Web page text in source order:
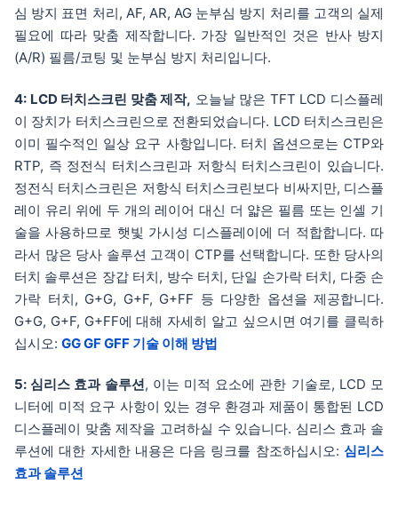
RV103Z7M-K10-
50
10.25″ 1920*720
심 방지 표면 처리, AF, AR, AG 눈부심 방지 처리를 고객의 실제
필요에 따라 맞춤 제작합니다. 가장 일반적인 것은 반사 방지
(A/R) 필름/코팅 및 눈부심 방지 처리입니다.
4: LCD 터치스크린 맞춤 제작, 오늘날 많은 TFT LCD 디스플레
이 장치가 터치스크린으로 전환되었습니다. LCD 터치스크린은
이미 필수적인 일상 요구 사항입니다. 터치 옵션으로는 CTP와
RTP, 즉 정전식 터치스크린과 저항식 터치스크린이 있습니다.
정전식 터치스크린은 저항식 터치스크린보다 비싸지만, 디스플
레이 유리 위에 두 개의 레이어 대신 더 얇은 필름 또는 인셀 기
술을 사용하므로 햇빛 가시성 디스플레이에 더 적합합니다. 따
라서 많은 당사 솔루션 고객이 CTP를 선택합니다. 또한 당사의
터치 솔루션은 장갑 터치, 방수 터치, 단일 손가락 터치, 다중 손
가락 터치, G+G, G+F, G+FF 등 다양한 옵션을 제공합니다.
G+G, G+F, G+FF에 대해 자세히 알고 싶으시면 여기를 클릭하
십시오: GG GF GFF 기술 이해 방법
5: 심리스 효과 솔루션, 이는 미적 요소에 관한 기술로, LCD 모
니터에 미적 요구 사항이 있는 경우 환경과 제품이 통합된 LCD
디스플레이 맞춤 제작을 고려하실 수 있습니다. 심리스 효과 솔
루션에 대한 자세한 내용은 다음 링크를 참조하십시오: 심리스
효과 솔루션